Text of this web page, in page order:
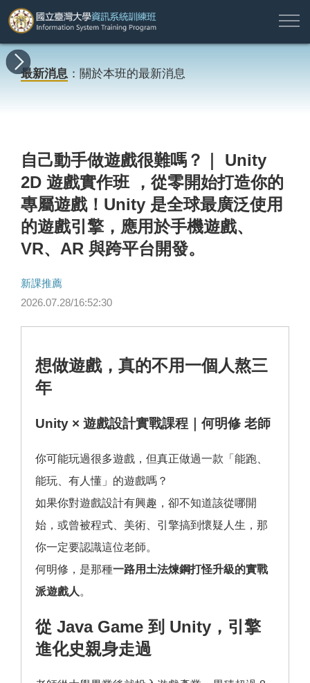
所
有
課
新
消
程
地
資
簡
業
名
名
資
於
本
願
專
註
入
最新消息 ：關於本班的最新消息
自己動手做遊戲很難嗎？｜ Unity
2D 遊戲實作班 ，從零開始打造你的
專屬遊戲！Unity 是全球最廣泛使用
的遊戲引擎，應用於手機遊戲、
VR、AR 與跨平台開發。
新課推薦
2026.07.28/16:52:30
想做遊戲，真的不用一個人熬三
年
Unity × 遊戲設計實戰課程｜何明修 老師
你可能玩過很多遊戲，但真正做過一款「能跑、
能玩、有人懂」的遊戲嗎？
如果你對遊戲設計有興趣，卻不知道該從哪開
始，或曾被程式、美術、引擎搞到懷疑人生，那
你一定要認識這位老師。
何明修，是那種一路用土法煉鋼打怪升級的實戰
派遊戲人 。
從 Java Game 到 Unity，引擎
進化史親身走過